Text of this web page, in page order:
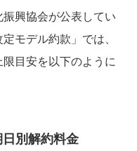
興協会が公表してい
モデル約款」では、
目安を以下のように
別解約料金